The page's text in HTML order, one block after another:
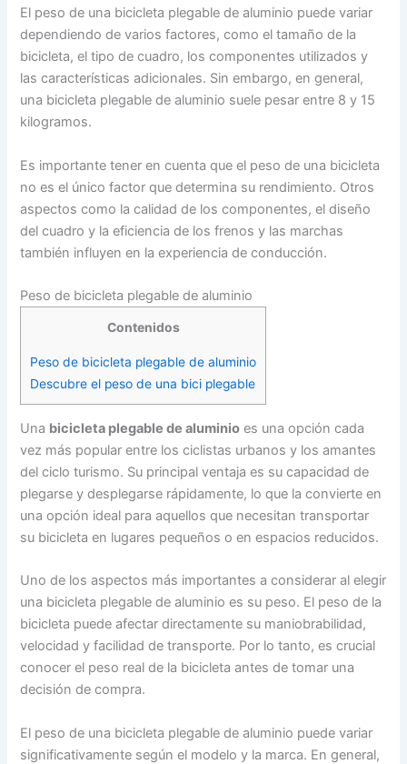
El peso de una bicicleta plegable de aluminio puede variar
dependiendo de varios factores, como el tamaño de la
bicicleta, el tipo de cuadro, los componentes utilizados y
las características adicionales. Sin embargo, en general,
una bicicleta plegable de aluminio suele pesar entre 8 y 15
kilogramos.
Es importante tener en cuenta que el peso de una bicicleta
no es el único factor que determina su rendimiento. Otros
aspectos como la calidad de los componentes, el diseño
del cuadro y la eficiencia de los frenos y las marchas
también influyen en la experiencia de conducción.
Peso de bicicleta plegable de aluminio
Contenidos
Peso de bicicleta plegable de aluminio
Descubre el peso de una bici plegable
Una bicicleta plegable de aluminio es una opción cada
vez más popular entre los ciclistas urbanos y los amantes
del ciclo turismo. Su principal ventaja es su capacidad de
plegarse y desplegarse rápidamente, lo que la convierte en
una opción ideal para aquellos que necesitan transportar
su bicicleta en lugares pequeños o en espacios reducidos.
Uno de los aspectos más importantes a considerar al elegir
una bicicleta plegable de aluminio es su peso. El peso de la
bicicleta puede afectar directamente su maniobrabilidad,
velocidad y facilidad de transporte. Por lo tanto, es crucial
conocer el peso real de la bicicleta antes de tomar una
decisión de compra.
El peso de una bicicleta plegable de aluminio puede variar
significativamente según el modelo y la marca. En general,